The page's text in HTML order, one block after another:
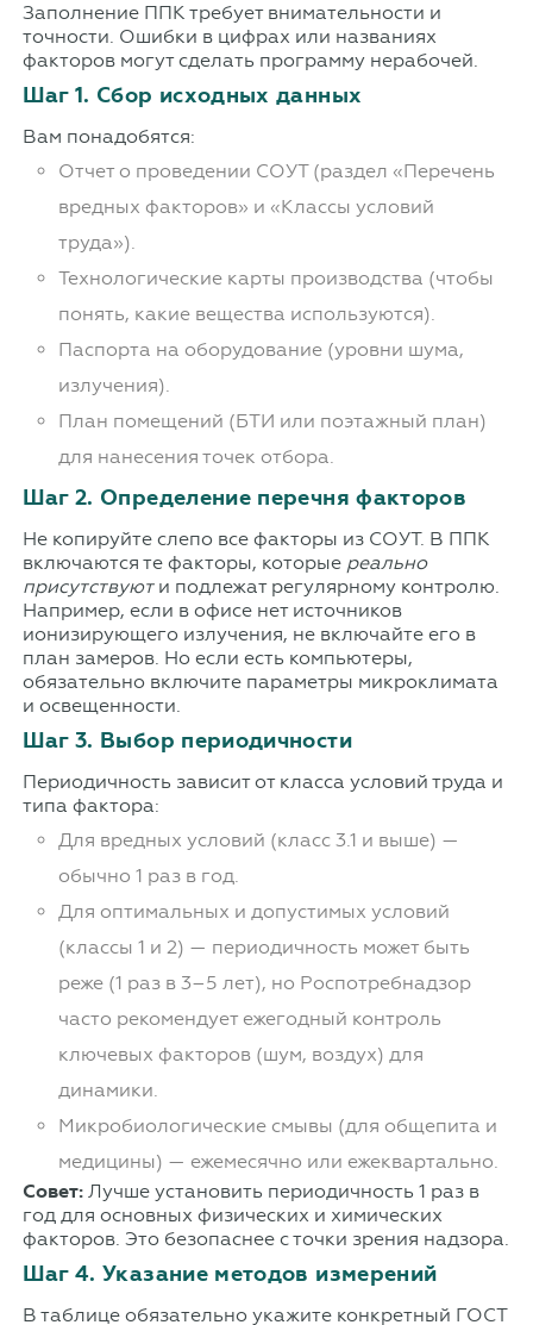
Заполнение ППК требует внимательности и
точности. Ошибки в цифрах или названиях
факторов могут сделать программу нерабочей.
Шаг 1. Сбор исходных данных
Вам понадобятся:
Отчет о проведении СОУТ (раздел «Перечень
вредных факторов» и «Классы условий
труда»).
Технологические карты производства (чтобы
понять, какие вещества используются).
Паспорта на оборудование (уровни шума,
излучения).
План помещений (БТИ или поэтажный план)
для нанесения точек отбора.
Шаг 2. Определение перечня факторов
Не копируйте слепо все факторы из СОУТ. В ППК
включаются те факторы, которые реально
присутствуюти подлежат регулярному контролю.
Например, если в офисе нет источников
ионизирующего излучения, не включайте его в
план замеров. Но если есть компьютеры,
обязательно включите параметры микроклимата
и освещенности.
Шаг 3. Выбор периодичности
Периодичность зависит от класса условий труда и
типа фактора:
Для вредных условий (класс 3.1 и выше) —
обычно 1 раз в год.
Для оптимальных и допустимых условий
(классы 1 и 2) — периодичность может быть
реже (1 раз в 3–5 лет), но Роспотребнадзор
часто рекомендует ежегодный контроль
ключевых факторов (шум, воздух) для
динамики.
Микробиологические смывы (для общепита и
медицины) — ежемесячно или ежеквартально.
Совет:Лучше установить периодичность 1 раз в
год для основных физических и химических
факторов. Это безопаснее с точки зрения надзора.
Шаг 4. Указание методов измерений
В таблице обязательно укажите конкретный ГОСТ